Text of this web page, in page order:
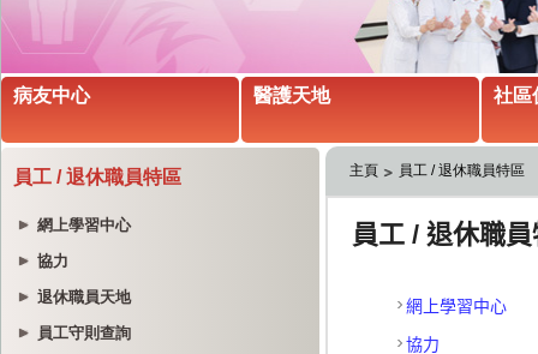
病友中心 醫護天地 社區
員工 / 退休職員特區
網上學習中心
協力
退休職員天地
員工守則查詢
主頁 員工 / 退休職員特區